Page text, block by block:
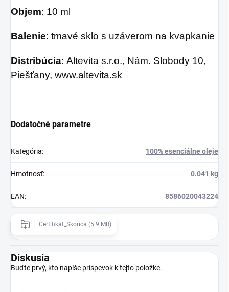
Objem: 10 ml
Balenie: tmavé sklo s uzáverom na kvapkanie
Distribúcia: Altevita s.r.o., Nám. Slobody 10,
Piešťany, www.altevita.sk
Dodatočné parametre
Kategória: 100% esenciálne oleje
Hmotnosť: 0.041 kg
EAN: 8586020043224
Certifikat_Skorica (5.9 MB)
Diskusia
Buďte prvý, kto napíše príspevok k tejto položke.